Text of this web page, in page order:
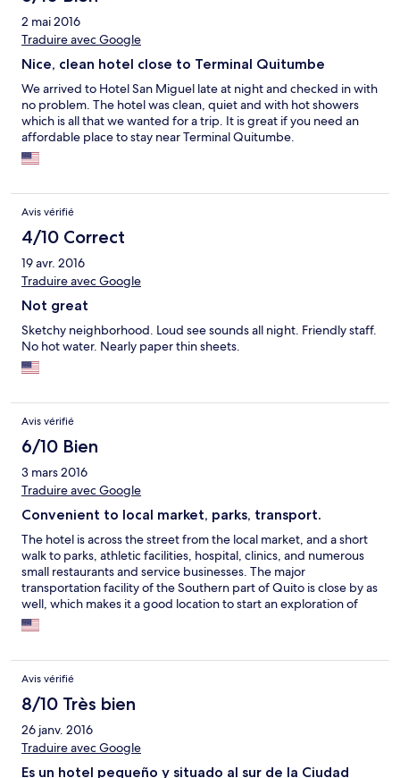
2 mai 2016
Traduire avec Google
Nice, clean hotel close to Terminal Quitumbe
We arrived to Hotel San Miguel late at night and checked in with
no problem. The hotel was clean, quiet and with hot showers
which is all that we wanted for a trip. It is great if you need an
affordable place to stay near Terminal Quitumbe.
Avis vérifié
4/10 Correct
19 avr. 2016
Traduire avec Google
Not great
Sketchy neighborhood. Loud see sounds all night. Friendly staff.
No hot water. Nearly paper thin sheets.
Avis vérifié
6/10 Bien
3 mars 2016
Traduire avec Google
Convenient to local market, parks, transport.
The hotel is across the street from the local market, and a short
walk to parks, athletic facilities, hospital, clinics, and numerous
small restaurants and service businesses. The major
transportation facility of the Southern part of Quito is close by as
well, which makes it a good location to start an exploration of
the broader country. It is a bit noisy and congested, but that is
to be expected for the location. The staff is very friendly and
Avis vérifié
8/10 Très bien
26 janv. 2016
Traduire avec Google
Es un hotel pequeño y situado al sur de la Ciudad